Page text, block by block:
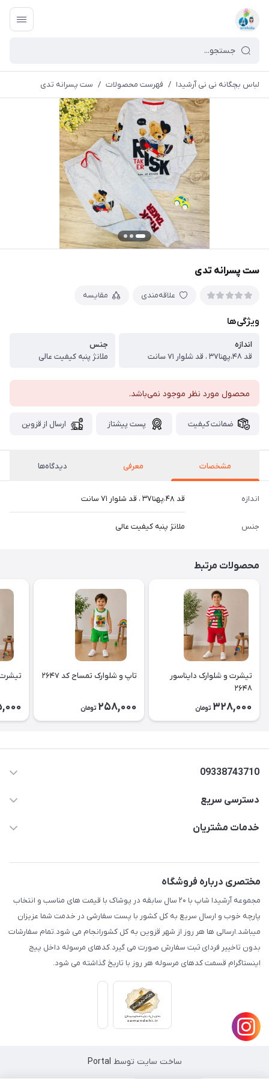
لباس بچگانه نی نی آرشیدا / فهرست محصولات / ست پسرانه تدی
ست پسرانه تدی
علاقه‌مندی مقایسه
ویژگی‌ها
اندازه
قد ۴۸،پهنا۳۷ ، قد شلوار ۷۱ سانت
جنس
ملانژ پنبه کیفیت عالی
محصول مورد نظر موجود نمی‌باشد.
ضمانت کیفیت پست پیشتاز ارسال از قزوین
مشخصات معرفی دیدگاه‌ها
اندازه قد ۴۸،پهنا۳۷ ، قد شلوار ۷۱ سانت
جنس ملانژ پنبه کیفیت عالی
محصولات مرتبط
تیشرت و شلوارک دایناسور
۲۶۴۸
328,000 تومان
تاپ و شلوارک تمساح کد ۲۶۴۷
258,000 تومان
تیشرت
09338743710
دسترسی سریع
حساب کاربری
لیست محصولات
درباره ما
تماس با ما
خدمات مشتریان
مختصری درباره فروشگاه
مجموعه آرشیدا شاپ با ۲۰ سال سابقه در پوشاک با قیمت های مناسب و انتخاب
پارچه خوب و ارسال سریع به کل کشور با پست سفارشی در خدمت شما عزیزان
میباشد.ارسالی ها هر روز از شهر قزوین به کل کشورانجام می شود.تمام سفارشات
بدون تاخییر فردای ثبت سفارش صورت می گیرد.کدهای مرسوله داخل پیج
اینستاگرام قسمت کدهای مرسوله هر روز با تاریخ گذاشته می شود.
ساخت سایت توسط Portal